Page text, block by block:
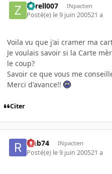
Zorell007 INpactien
Posté(e) le 9 juin 200521 a
Voila vu que j'ai cramer ma
Je voulais savoir si la Carte
le coup?
Savoir ce que vous me
Merci d'avance!!
Citer
rmb74 INpactien
Posté(e) le 9 juin 200521 a